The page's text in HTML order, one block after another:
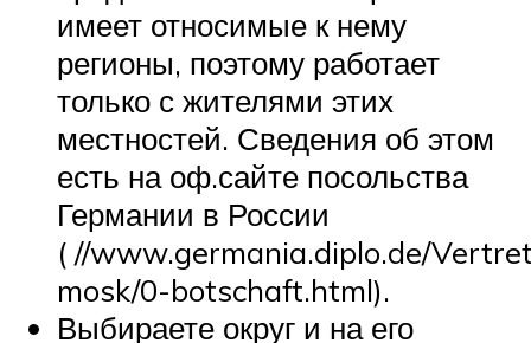
имеет относимые к нему
регионы, поэтому работает
только с жителями этих
местностей. Сведения об этом
есть на оф.сайте посольства
Германии в России
( //www.germania.diplo.de/
mosk/0-botschaft.html).
Выбираете округ и на его